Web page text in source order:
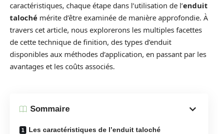
caractéristiques, chaque étape dans l’utilisation de l’enduit
taloché mérite d’être examinée de manière approfondie. À
travers cet article, nous explorerons les multiples facettes
de cette technique de finition, des types d’enduit
disponibles aux méthodes d’application, en passant par les
avantages et les coûts associés.
Sommaire
Les caractéristiques de l’enduit taloché